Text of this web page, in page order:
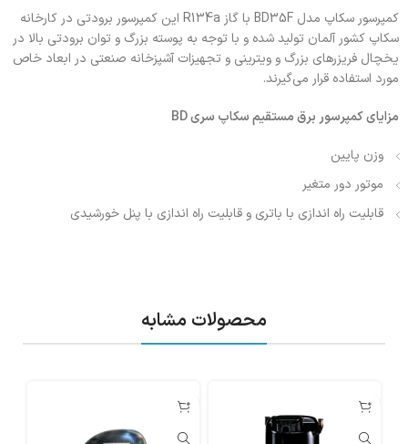
کمپرسور سکاپ مدل BD35F با گاز R134a این کمپرسور برودتی در کارخانه
سکاپ کشور آلمان تولید شده و با توجه به پوسته بزرگ و توان برودتی بالا در
یخچال فریزرهای بزرگ و ویترینی و تجهیزات آشپزخانه صنعتی در ابعاد خاص
مورد استفاده قرار می‌گیرند.
مزایای کمپرسور برق مستقیم سکاپ سری BD
وزن پایین
موتور دور متغیر
قابلیت راه اندازی با باتری و قابلیت راه اندازی با پنل خورشیدی
محصولات مشابه